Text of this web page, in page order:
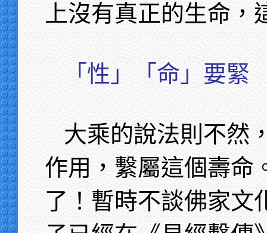
上沒有真正的生命
「性」「命」要緊
大乘的說法則不然
作用，繫屬這個壽命
了！暫時不談佛家文